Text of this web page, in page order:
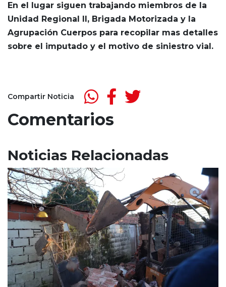
En el lugar siguen trabajando miembros de la
Unidad Regional II, Brigada Motorizada y la
Agrupación Cuerpos para recopilar mas detalles
sobre el imputado y el motivo de siniestro vial.
Compartir Noticia
Comentarios
Noticias Relacionadas